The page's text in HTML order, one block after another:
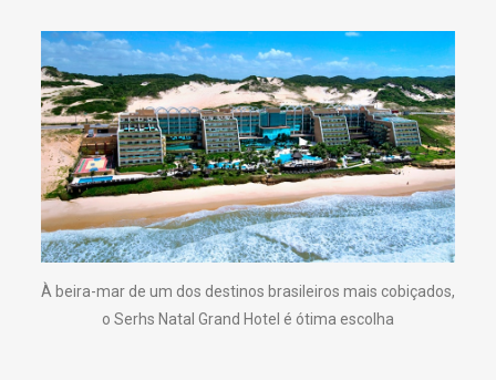
À beira-mar de um dos destinos brasileiros mais cobiçados,
o Serhs Natal Grand Hotel é ótima escolha